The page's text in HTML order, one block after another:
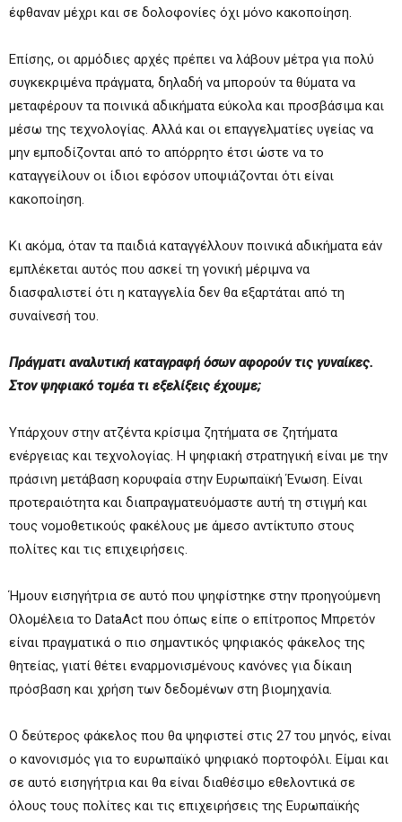
έφθαναν μέχρι και σε δολοφονίες όχι μόνο κακοποίηση.
Επίσης, οι αρμόδιες αρχές πρέπει να λάβουν μέτρα για πολύ
συγκεκριμένα πράγματα, δηλαδή να μπορούν τα θύματα να
μεταφέρουν τα ποινικά αδικήματα εύκολα και προσβάσιμα και
μέσω της τεχνολογίας. Αλλά και οι επαγγελματίες υγείας να
μην εμποδίζονται από το απόρρητο έτσι ώστε να το
καταγγείλουν οι ίδιοι εφόσον υποψιάζονται ότι είναι
κακοποίηση.
Κι ακόμα, όταν τα παιδιά καταγγέλλουν ποινικά αδικήματα εάν
εμπλέκεται αυτός που ασκεί τη γονική μέριμνα να
διασφαλιστεί ότι η καταγγελία δεν θα εξαρτάται από τη
συναίνεσή του.
Πράγματι αναλυτική καταγραφή όσων αφορούν τις γυναίκες.
Στον ψηφιακό τομέα τι εξελίξεις έχουμε;
Υπάρχουν στην ατζέντα κρίσιμα ζητήματα σε ζητήματα
ενέργειας και τεχνολογίας. Η ψηφιακή στρατηγική είναι με την
πράσινη μετάβαση κορυφαία στην Ευρωπαϊκή Ένωση. Είναι
προτεραιότητα και διαπραγματευόμαστε αυτή τη στιγμή και
τους νομοθετικούς φακέλους με άμεσο αντίκτυπο στους
πολίτες και τις επιχειρήσεις.
Ήμουν εισηγήτρια σε αυτό που ψηφίστηκε στην προηγούμενη
Ολομέλεια το DataAct που όπως είπε ο επίτροπος Μπρετόν
είναι πραγματικά ο πιο σημαντικός ψηφιακός φάκελος της
θητείας, γιατί θέτει εναρμονισμένους κανόνες για δίκαιη
πρόσβαση και χρήση των δεδομένων στη βιομηχανία.
Ο δεύτερος φάκελος που θα ψηφιστεί στις 27 του μηνός, είναι
ο κανονισμός για το ευρωπαϊκό ψηφιακό πορτοφόλι. Είμαι και
σε αυτό εισηγήτρια και θα είναι διαθέσιμο εθελοντικά σε
όλους τους πολίτες και τις επιχειρήσεις της Ευρωπαϊκής